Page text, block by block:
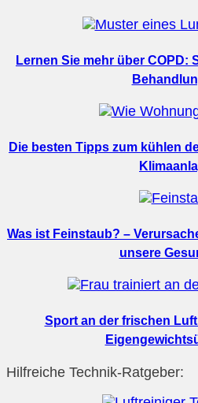
Lernen Sie mehr über COPD:
Die besten Tipps zum kühlen
Was ist Feinstaub? –
unsere
Sport an der frischen
Hilfreiche Technik-Ratgeber: